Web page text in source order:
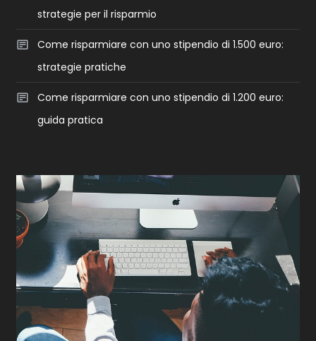
strategie per il risparmio
Come risparmiare con uno stipendio di 1.500 euro:
strategie pratiche
Come risparmiare con uno stipendio di 1.200 euro:
guida pratica